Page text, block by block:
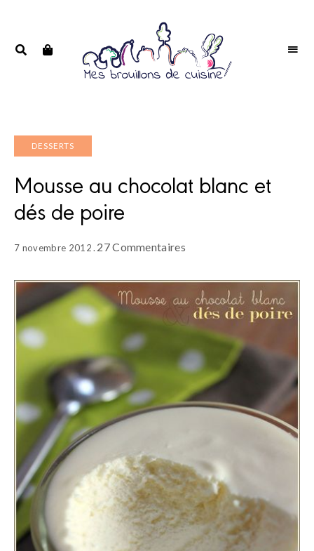
DESSERTS
Mousse au chocolat blanc et
dés de poire
7 novembre 2012 27 Commentaires